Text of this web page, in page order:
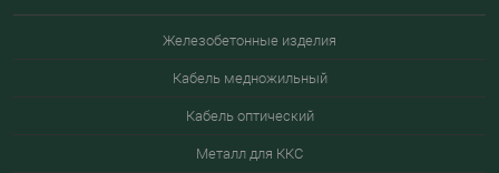
Железобетонные изделия
Кабель медножильный
Кабель оптический
Металл для ККС